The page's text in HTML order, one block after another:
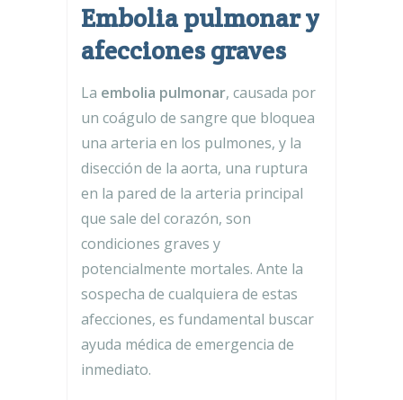
Embolia pulmonar y
afecciones graves
La embolia pulmonar, causada por
un coágulo de sangre que bloquea
una arteria en los pulmones, y la
disección de la aorta, una ruptura
en la pared de la arteria principal
que sale del corazón, son
condiciones graves y
potencialmente mortales. Ante la
sospecha de cualquiera de estas
afecciones, es fundamental buscar
ayuda médica de emergencia de
inmediato.